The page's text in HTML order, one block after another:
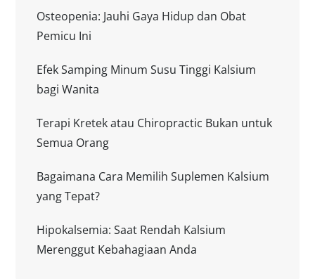
Osteopenia: Jauhi Gaya Hidup dan Obat
Pemicu Ini
Efek Samping Minum Susu Tinggi Kalsium
bagi Wanita
Terapi Kretek atau Chiropractic Bukan untuk
Semua Orang
Bagaimana Cara Memilih Suplemen Kalsium
yang Tepat?
Hipokalsemia: Saat Rendah Kalsium
Merenggut Kebahagiaan Anda